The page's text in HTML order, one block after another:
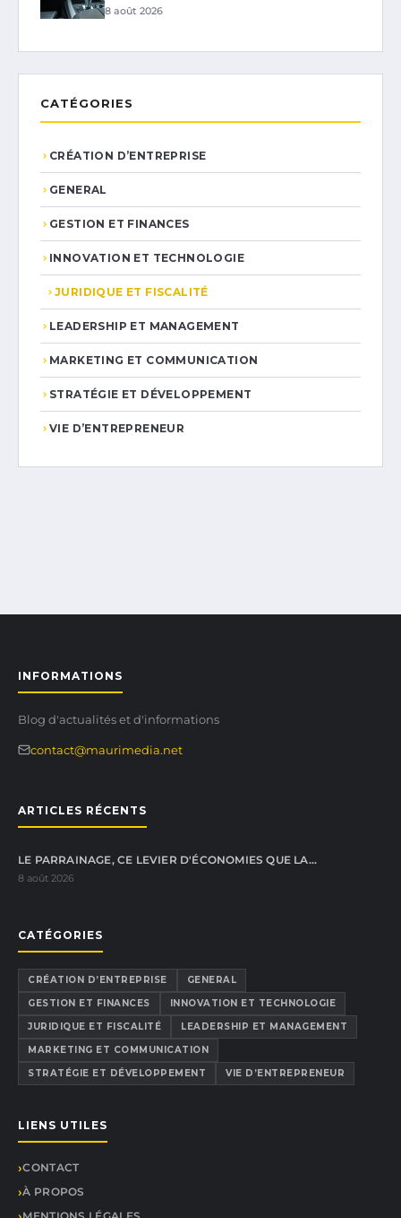
8 août 2026
CATÉGORIES
CRÉATION D’ENTREPRISE
GENERAL
GESTION ET FINANCES
INNOVATION ET TECHNOLOGIE
JURIDIQUE ET FISCALITÉ
LEADERSHIP ET MANAGEMENT
MARKETING ET COMMUNICATION
STRATÉGIE ET DÉVELOPPEMENT
VIE D’ENTREPRENEUR
INFORMATIONS
Blog d'actualités et d'informations
contact@maurimedia.net
ARTICLES RÉCENTS
LE PARRAINAGE, CE LEVIER D'ÉCONOMIES QUE LA…
8 août 2026
CATÉGORIES
CRÉATION D’ENTREPRISE
GENERAL
GESTION ET FINANCES
INNOVATION ET TECHNOLOGIE
JURIDIQUE ET FISCALITÉ
LEADERSHIP ET MANAGEMENT
MARKETING ET COMMUNICATION
STRATÉGIE ET DÉVELOPPEMENT
VIE D’ENTREPRENEUR
LIENS UTILES
CONTACT
À PROPOS